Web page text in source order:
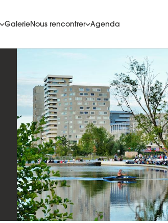
GalerieNous rencontrer Agenda